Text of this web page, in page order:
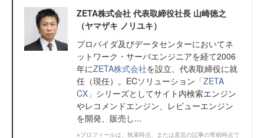
ZETA株式会社 代表取締役社長 山崎徳之
（ヤマザキ ノリユキ）
プロバイダ及びデータセンターにおいてネ
ットワーク・サーバエンジニアを経て2006
年にZETA株式会社を設立、代表取締役に就
任（現任）。ECソリューション 「ZETA
CX」 シリーズとしてサイト内検索エンジン
やレコメンドエンジン、レビューエンジン
を開発、販売し...
※プロフィールは、執筆時点、または直近の記事の寄稿時点で